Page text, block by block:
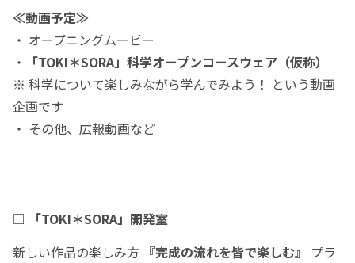
≪動画予定≫
・ オープニングムービー
・
「TOKI＊SORA」科学オープンコースウェア（仮称）
※ 科学について楽しみながら学んでみよう！ という動画
企画です
・ その他、広報動画など
□ 「TOKI＊SORA」開発室
新しい作品の楽しみ方 『完成の流れを皆で楽しむ』 プラ